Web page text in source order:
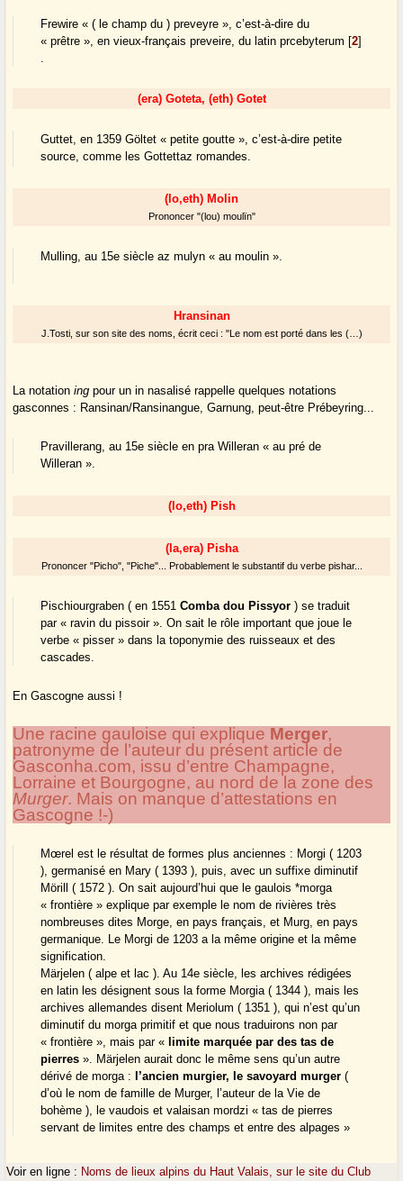
Frewire « ( le champ du ) preveyre », c’est-à-dire du
« prêtre », en vieux-français preveire, du latin prcebyterum [2]
(era) Goteta, (eth) Gotet
Guttet, en 1359 Göltet « petite goutte », c’est-à-dire petite
source, comme les Gottettaz romandes.
(lo,eth) Molin
Prononcer "(lou) moulïn"
Mulling, au 15e siècle az mulyn « au moulin ».
Hransinan
J.Tosti, sur son site des noms, écrit ceci : "Le nom est porté dans les (…)
La notationing pour un in nasalisé rappelle quelques notations
gasconnes : Ransinan/Ransinangue, Garnung, peut-être Prébeyring...
Pravillerang, au 15e siècle en pra Willeran « au pré de
Willeran ».
(lo,eth) Pish
(la,era) Pisha
Prononcer "Picho", "Piche"... Probablement le substantif du verbe pishar...
Pischiourgraben ( en 1551Comba dou Pissyor ) se traduit
par « ravin du pissoir ». On sait le rôle important que joue le
verbe « pisser » dans la toponymie des ruisseaux et des
cascades.
En Gascogne aussi !
Une racine gauloise qui explique Merger,
patronyme de l’auteur du présent article de
Gasconha.com, issu d’entre Champagne,
Lorraine et Bourgogne, au nord de la zone des
Murger. Mais on manque d’attestations en
Gascogne !-)
Mœrel est le résultat de formes plus anciennes : Morgi ( 1203
), germanisé en Mary ( 1393 ), puis, avec un suffixe diminutif
Mörill ( 1572 ). On sait aujourd’hui que le gaulois *morga
« frontière » explique par exemple le nom de rivières très
nombreuses dites Morge, en pays français, et Murg, en pays
germanique. Le Morgi de 1203 a la même origine et la même
signification.
Märjelen ( alpe et lac ). Au 14e siècle, les archives rédigées
en latin les désignent sous la forme Morgia ( 1344 ), mais les
archives allemandes disent Meriolum ( 1351 ), qui n’est qu’un
diminutif du morga primitif et que nous traduirons non par
« frontière », mais par « limite marquée par des tas de
pierres ». Märjelen aurait donc le même sens qu’un autre
dérivé de morga : l’ancien murgier, le savoyard murger (
d’où le nom de famille de Murger, l’auteur de la Vie de
bohème ), le vaudois et valaisan mordzi « tas de pierres
servant de limites entre des champs et entre des alpages »
Voir en ligne : Noms de lieux alpins du Haut Valais, sur le site du Club